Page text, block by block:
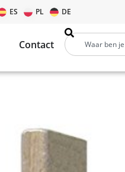
ES PL DE
Contact